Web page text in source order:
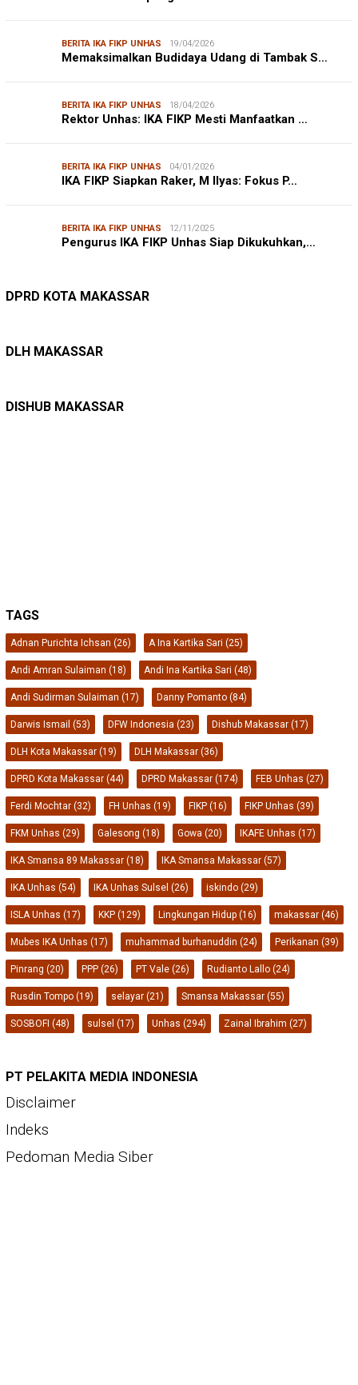
BERITA IKA FIKP UNHAS 19/04/2026
Memaksimalkan Budidaya Udang di Tambak S…
BERITA IKA FIKP UNHAS 18/04/2026
Rektor Unhas: IKA FIKP Mesti Manfaatkan …
BERITA IKA FIKP UNHAS 04/01/2026
IKA FIKP Siapkan Raker, M Ilyas: Fokus P…
BERITA IKA FIKP UNHAS 12/11/2025
Pengurus IKA FIKP Unhas Siap Dikukuhkan,…
DPRD KOTA MAKASSAR
Kepuasan Publik Tinggi, Andi Makmur Nila…
DLH MAKASSAR
Belanja Pemerintah Bisa Menyelamatkan Hu…
DISHUB MAKASSAR
Pete-pete Laut Makassar Siap Beroperasi …
TAGS
Adnan Purichta Ichsan (26) A Ina Kartika Sari (25)
Andi Amran Sulaiman (18) Andi Ina Kartika Sari (48)
Andi Sudirman Sulaiman (17) Danny Pomanto (84)
Darwis Ismail (53) DFW Indonesia (23) Dishub Makassar (17)
DLH Kota Makassar (19) DLH Makassar (36)
DPRD Kota Makassar (44) DPRD Makassar (174) FEB Unhas (27)
Ferdi Mochtar (32) FH Unhas (19) FIKP (16) FIKP Unhas (39)
FKM Unhas (29) Galesong (18) Gowa (20) IKAFE Unhas (17)
IKA Smansa 89 Makassar (18) IKA Smansa Makassar (57)
IKA Unhas (54) IKA Unhas Sulsel (26) iskindo (29)
ISLA Unhas (17) KKP (129) Lingkungan Hidup (16) makassar (46)
Mubes IKA Unhas (17) muhammad burhanuddin (24) Perikanan (39)
Pinrang (20) PPP (26) PT Vale (26) Rudianto Lallo (24)
Rusdin Tompo (19) selayar (21) Smansa Makassar (55)
SOSBOFI (48) sulsel (17) Unhas (294) Zainal Ibrahim (27)
PT PELAKITA MEDIA INDONESIA
Disclaimer
Indeks
Pedoman Media Siber